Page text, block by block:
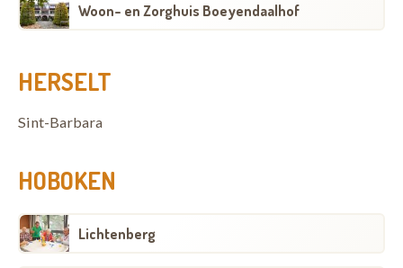
Woon- en Zorghuis Boeyendaalhof
HERSELT
Sint-Barbara
HOBOKEN
Lichtenberg